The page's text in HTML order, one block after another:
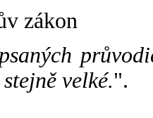
zákon
velké.".